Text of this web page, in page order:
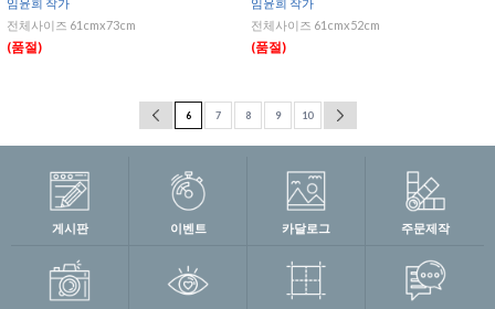
전체사이즈 61cmx73cm
(품절)
전체사이즈 61cmx52cm
(품절)
6 7 8 9 10
게시판 이벤트 카달로그 주문제작